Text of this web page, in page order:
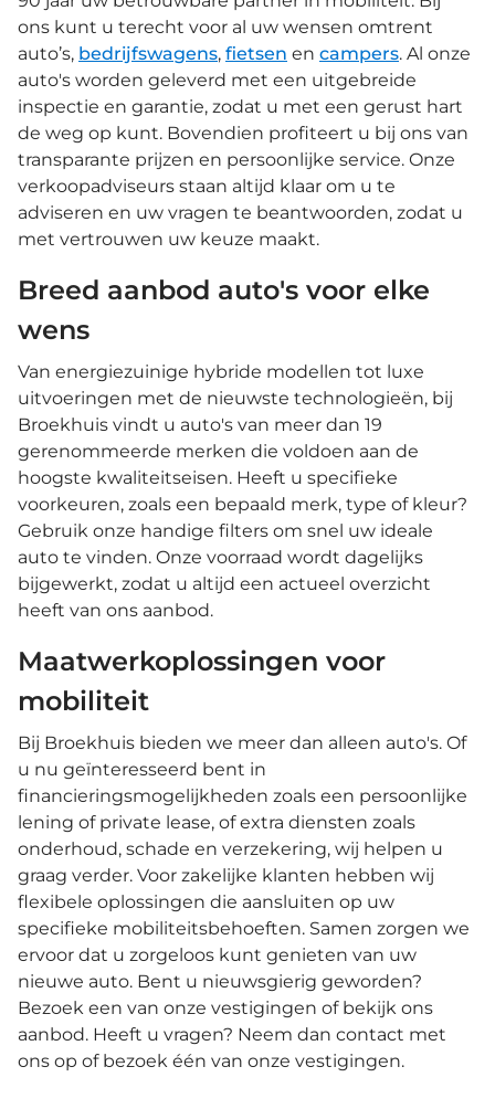
ons kunt u terecht voor al uw wensen omtrent
auto’s, bedrijfswagens, fietsen en campers. Al onze
auto's worden geleverd met een uitgebreide
inspectie en garantie, zodat u met een gerust hart
de weg op kunt. Bovendien profiteert u bij ons van
transparante prijzen en persoonlijke service. Onze
verkoopadviseurs staan altijd klaar om u te
adviseren en uw vragen te beantwoorden, zodat u
met vertrouwen uw keuze maakt.
Breed aanbod auto's voor elke
wens
Van energiezuinige hybride modellen tot luxe
uitvoeringen met de nieuwste technologieën, bij
Broekhuis vindt u auto's van meer dan 19
gerenommeerde merken die voldoen aan de
hoogste kwaliteitseisen. Heeft u specifieke
voorkeuren, zoals een bepaald merk, type of kleur?
Gebruik onze handige filters om snel uw ideale
auto te vinden. Onze voorraad wordt dagelijks
bijgewerkt, zodat u altijd een actueel overzicht
heeft van ons aanbod.
Maatwerkoplossingen voor
mobiliteit
Bij Broekhuis bieden we meer dan alleen auto's. Of
u nu geïnteresseerd bent in
financieringsmogelijkheden zoals een persoonlijke
lening of private lease, of extra diensten zoals
onderhoud, schade en verzekering, wij helpen u
graag verder. Voor zakelijke klanten hebben wij
flexibele oplossingen die aansluiten op uw
specifieke mobiliteitsbehoeften. Samen zorgen we
ervoor dat u zorgeloos kunt genieten van uw
nieuwe auto. Bent u nieuwsgierig geworden?
Bezoek een van onze vestigingen of bekijk ons
aanbod. Heeft u vragen? Neem dan contact met
ons op of bezoek één van onze vestigingen.